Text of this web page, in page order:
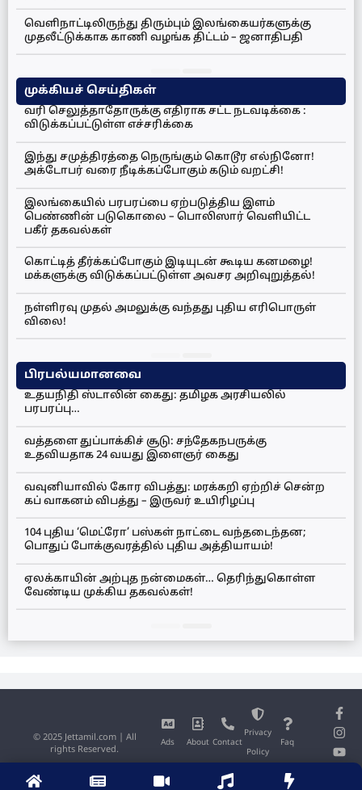
வெளிநாட்டிலிருந்து திரும்பும் இலங்கையர்களுக்கு
முதலீட்டுக்காக காணி வழங்க திட்டம் – ஜனாதிபதி
முக்கியச் செய்திகள்
வரி செலுத்தாதோருக்கு எதிராக சட்ட நடவடிக்கை :
விடுக்கப்பட்டுள்ள எச்சரிக்கை
இந்து சமுத்திரத்தை நெருங்கும் கொடூர எல்நினோ!
அக்டோபர் வரை நீடிக்கப்போகும் கடும் வறட்சி!
இலங்கையில் பரபரப்பை ஏற்படுத்திய இளம்
பெண்ணின் படுகொலை – பொலிஸார் வெளியிட்ட
பகீர் தகவல்கள்
கொட்டித் தீர்க்கப்போகும் இடியுடன் கூடிய கனமழை!
மக்களுக்கு விடுக்கப்பட்டுள்ள அவசர அறிவுறுத்தல்!
நள்ளிரவு முதல் அமலுக்கு வந்தது புதிய எரிபொருள்
விலை!
பிரபல்யமானவை
உதயநிதி ஸ்டாலின் கைது: தமிழக அரசியலில்
பரபரப்பு…
வத்தளை துப்பாக்கிச் சூடு: சந்தேகநபருக்கு
உதவியதாக 24 வயது இளைஞர் கைது
வவுனியாவில் கோர விபத்து: மரக்கறி ஏற்றிச் சென்ற
கப் வாகனம் விபத்து – இருவர் உயிரிழப்பு
104 புதிய ‘மெட்ரோ’ பஸ்கள் நாட்டை வந்தடைந்தன;
பொதுப் போக்குவரத்தில் புதிய அத்தியாயம்!
ஏலக்காயின் அற்புத நன்மைகள்… தெரிந்துகொள்ள
வேண்டிய முக்கிய தகவல்கள்!
Ads About Contact
Privacy
Policy
Faq
© 2025 Jettamil.com | All
rights Reserved.